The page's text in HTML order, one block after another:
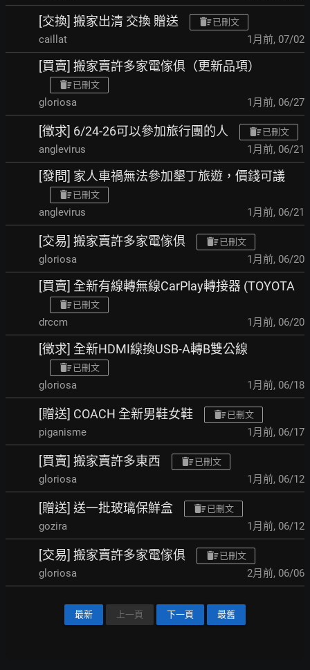
[交換] 搬家出清 交換 贈送 已刪文
caillat 1月前, 07/02
[買賣] 搬家賣許多家電傢俱（更新品項）
已刪文
gloriosa 1月前, 06/27
[徵求] 6/24-26可以參加旅行團的人 已刪文
anglevirus 1月前, 06/21
[發問] 家人車禍無法參加墾丁旅遊，價錢可議
已刪文
anglevirus 1月前, 06/21
[交易] 搬家賣許多家電傢俱 已刪文
gloriosa 1月前, 06/20
[買賣] 全新有線轉無線CarPlay轉接器 (TOYOTA
已刪文
drccm 1月前, 06/20
[徵求] 全新HDMI線換USB-A轉B雙公線
已刪文
gloriosa 1月前, 06/18
[贈送] COACH 全新男鞋女鞋 已刪文
piganisme 1月前, 06/17
[買賣] 搬家賣許多東西 已刪文
gloriosa 1月前, 06/12
[贈送] 送一批玻璃保鮮盒 已刪文
gozira 1月前, 06/12
[交易] 搬家賣許多家電傢俱 已刪文
gloriosa 2月前, 06/06
最新 上一頁 下一頁 最舊